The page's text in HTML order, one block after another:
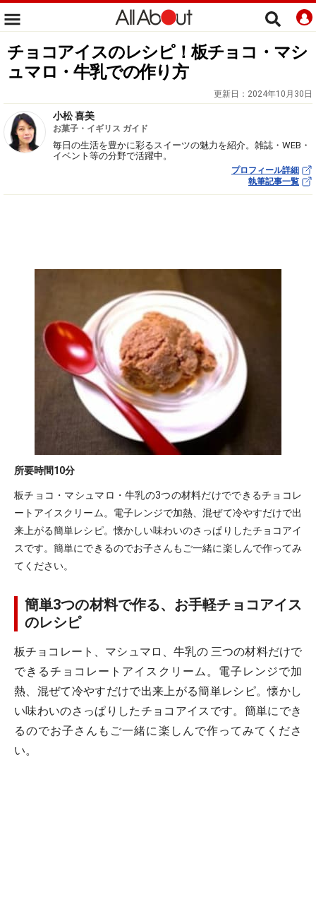
チョコアイスのレシピ！板チョコ・マシ
ュマロ・牛乳での作り方
更新日： 2024年10月30日
小松 喜美
お菓子・イギリス ガイド
毎日の生活を豊かに彩るスイーツの魅力を紹介。雑誌・WEB・
イベント等の分野で活躍中。
プロフィール詳細
執筆記事一覧
所要時間10分
板チョコ・マシュマロ・牛乳の3つの材料だけでできるチョコレ
ートアイスクリーム。電子レンジで加熱、混ぜて冷やすだけで出
来上がる簡単レシピ。懐かしい味わいのさっぱりしたチョコアイ
スです。簡単にできるのでお子さんもご一緒に楽しんで作ってみ
てください。
簡単3つの材料で作る、お手軽チョコアイス
のレシピ
板チョコレート、マシュマロ、牛乳の 三つの材料だけで
できるチョコレートアイスクリーム。電子レンジで加
熱、混ぜて冷やすだけで出来上がる簡単レシピ。懐かし
い味わいのさっぱりしたチョコアイスです。簡単にでき
るのでお子さんもご一緒に楽しんで作ってみてくださ
い。